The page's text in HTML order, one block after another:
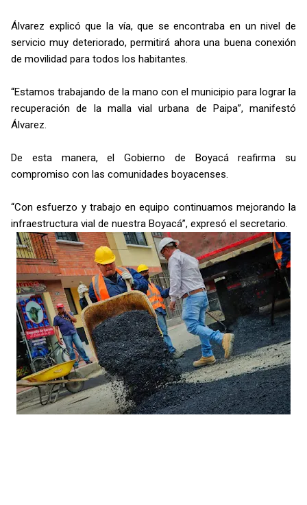
Álvarez explicó que la vía, que se encontraba en un nivel de
servicio muy deteriorado, permitirá ahora una buena conexión
de movilidad para todos los habitantes.
“Estamos trabajando de la mano con el municipio para lograr la
recuperación de la malla vial urbana de Paipa”, manifestó
Álvarez.
De esta manera, el Gobierno de Boyacá reafirma su
compromiso con las comunidades boyacenses.
“Con esfuerzo y trabajo en equipo continuamos mejorando la
infraestructura vial de nuestra Boyacá”, expresó el secretario.